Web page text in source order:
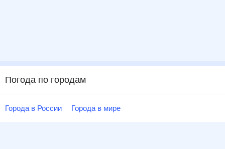
Погода по городам
Города в России Города в мире